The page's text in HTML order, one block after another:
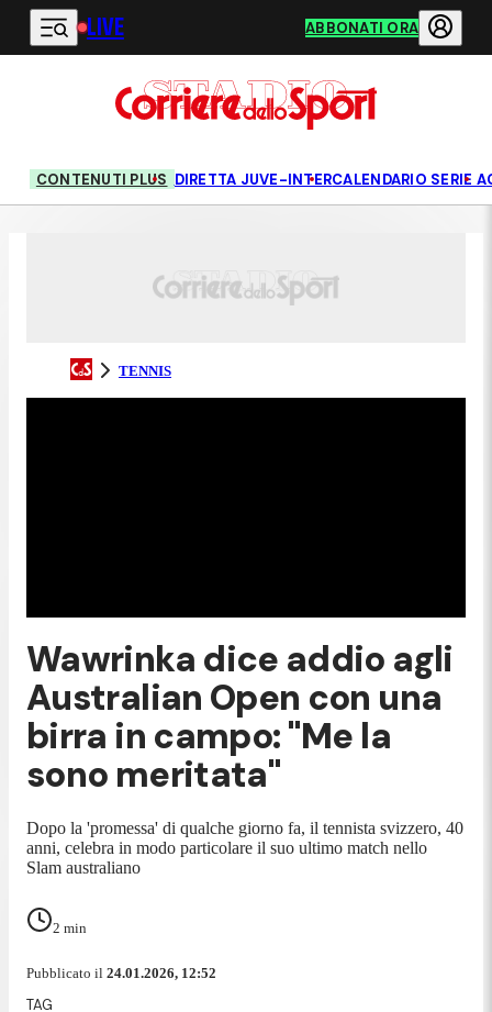
Vai al contenuto principale
LIVE ABBONATI ORA
CONTENUTI PLUS DIRETTA JUVE-INTERCALENDARIO SERIE A
TENNIS
Wawrinka dice addio agli
Australian Open con una
birra in campo: "Me la
sono meritata"
Dopo la 'promessa' di qualche giorno fa, il tennista svizzero, 40
anni, celebra in modo particolare il suo ultimo match nello
Slam australiano
2 min
Pubblicato il 24.01.2026, 12:52